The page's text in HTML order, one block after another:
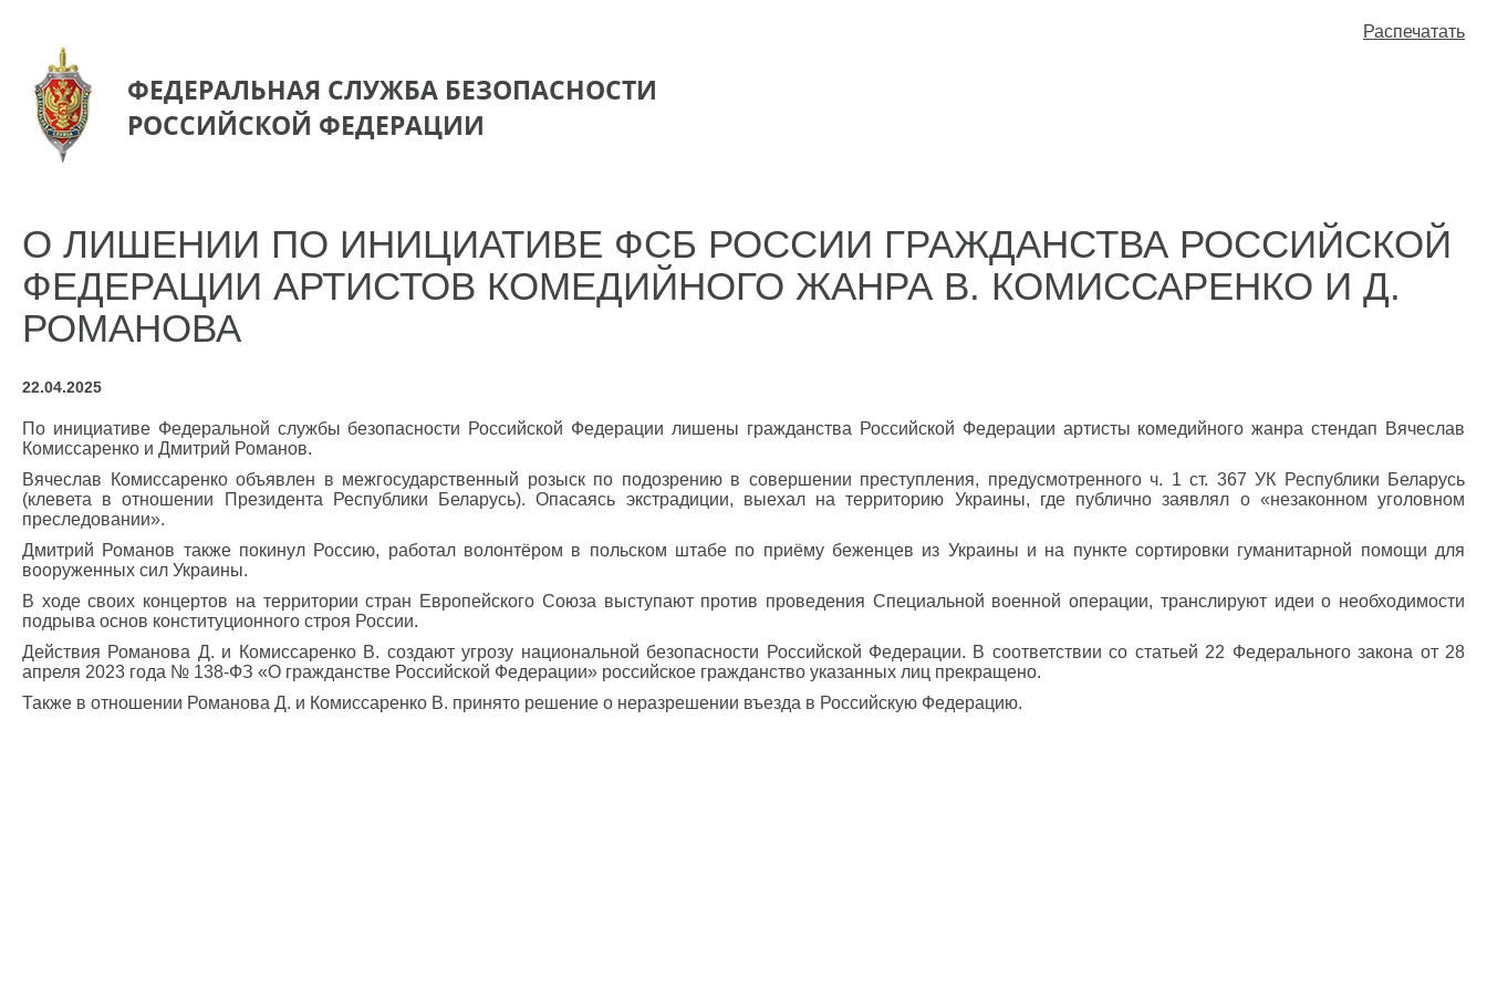
ФЕДЕРАЛЬНАЯ СЛУЖБА БЕЗОПАСНОСТИ
РОССИЙСКОЙ ФЕДЕРАЦИИ
Распечатать
О ЛИШЕНИИ ПО ИНИЦИАТИВЕ ФСБ РОССИИ ГРАЖДАНСТВА РОССИЙСКОЙ
ФЕДЕРАЦИИ АРТИСТОВ КОМЕДИЙНОГО ЖАНРА В. КОМИССАРЕНКО И Д.
РОМАНОВА
22.04.2025
По инициативе Федеральной службы безопасности Российской Федерации лишены гражданства Российской Федерации артисты комедийного жанра стендап Вячеслав
Комиссаренко и Дмитрий Романов.
Вячеслав Комиссаренко объявлен в межгосударственный розыск по подозрению в совершении преступления, предусмотренного ч. 1 ст. 367 УК Республики Беларусь
(клевета в отношении Президента Республики Беларусь). Опасаясь экстрадиции, выехал на территорию Украины, где публично заявлял о «незаконном уголовном
преследовании».
Дмитрий Романов также покинул Россию, работал волонтёром в польском штабе по приёму беженцев из Украины и на пункте сортировки гуманитарной помощи для
вооруженных сил Украины.
В ходе своих концертов на территории стран Европейского Союза выступают против проведения Специальной военной операции, транслируют идеи о необходимости
подрыва основ конституционного строя России.
Действия Романова Д. и Комиссаренко В. создают угрозу национальной безопасности Российской Федерации. В соответствии со статьей 22 Федерального закона от 28
апреля 2023 года № 138-ФЗ «О гражданстве Российской Федерации» российское гражданство указанных лиц прекращено.
Также в отношении Романова Д. и Комиссаренко В. принято решение о неразрешении въезда в Российскую Федерацию.